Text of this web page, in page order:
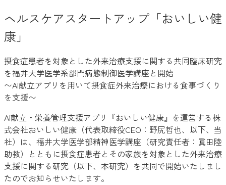
ヘルスケアスタートアップ「おいしい健
康」
摂食症患者を対象とした外来治療支援に関する共同臨床研究
を福井大学医学系部門病態制御医学講座と開始
〜AI献立アプリを用いて摂食症外来治療における食事づくり
を支援〜
AI献立・栄養管理支援アプリ『おいしい健康』を運営する株
式会社おいしい健康（代表取締役CEO：野尻哲也、以下、当
社）は、福井大学医学部精神医学講座（研究責任者：眞田陸
助教）とともに摂食症患者とその家族を対象とした外来治療
支援に関する研究（以下、本研究）を共同で開始いたしまし
たのでお知らせいたします。